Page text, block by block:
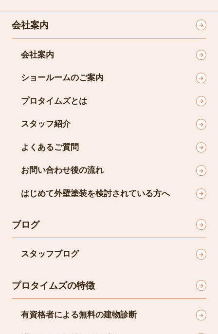
会社案内
会社案内
ショールームのご案内
プロタイムズとは
スタッフ紹介
よくあるご質問
お問い合わせ後の流れ
はじめて外壁塗装を検討されている方へ
ブログ
スタッフブログ
プロタイムズの特徴
有資格者による無料の建物診断